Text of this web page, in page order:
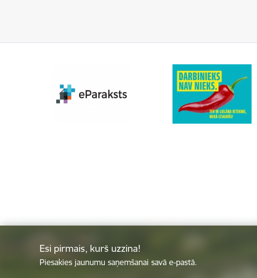
Esi pirmais, kurš uzzina!
Piesakies jaunumu saņemšanai savā e-pastā.